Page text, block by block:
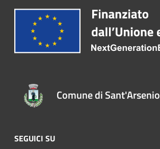
Comune di Sant'Arsenio
SEGUICI SU